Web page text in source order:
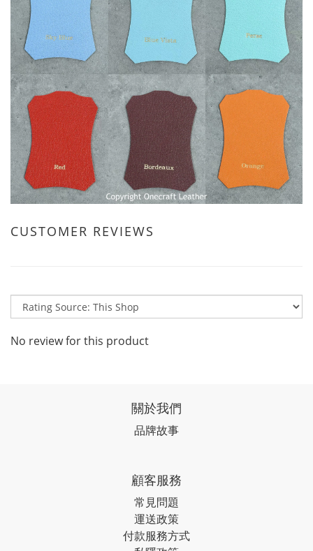
CUSTOMER REVIEWS
No review for this product
關於我們
品牌故事
顧客服務
常見問題
運送政策
付款服務方式